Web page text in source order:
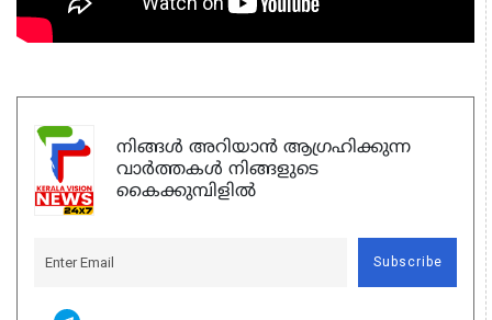
നിങ്ങൾ അറിയാൻ ആഗ്രഹിക്കുന്ന
വാർത്തകൾ നിങ്ങളുടെ
കൈക്കുമ്പിളിൽ
Subscribe